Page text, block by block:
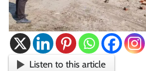
Listen to this article